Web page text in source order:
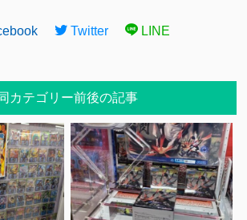
Twitter LINE
カテゴリー前後の記事